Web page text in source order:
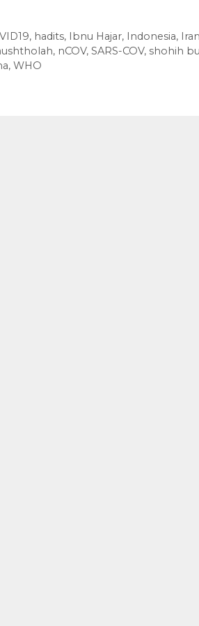
, hadits, Ibnu Hajar, Indonesia, Iran
, nCOV, SARS-COV, shohih
, WHO